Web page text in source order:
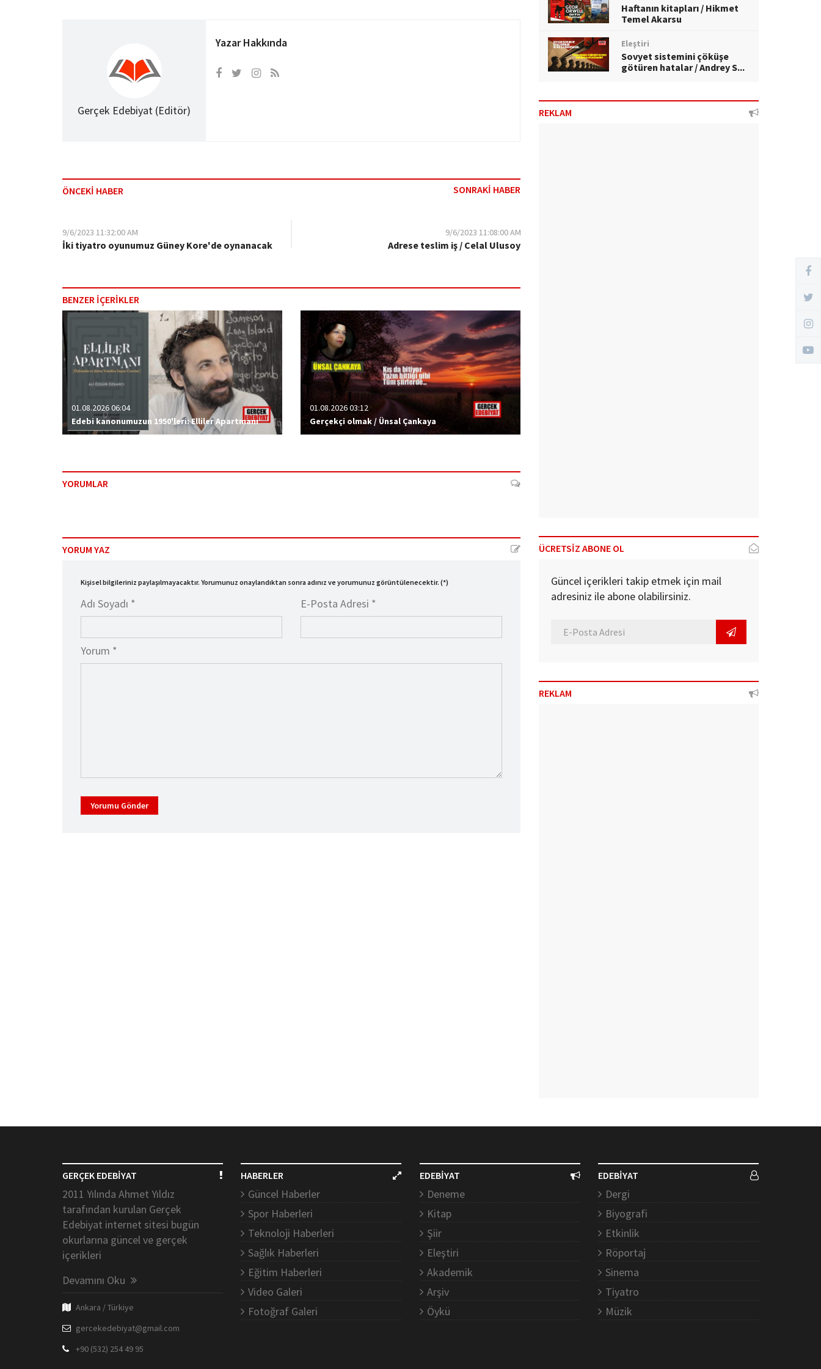
Gerçek Edebiyat (Editör)
Yazar Hakkında
ÖNCEKİ HABER SONRAKİ HABER
9/6/2023 11:32:00 AM
İki tiyatro oyunumuz Güney Kore'de oynanacak
9/6/2023 11:08:00 AM
Adrese teslim iş / Celal Ulusoy
BENZER İÇERİKLER
01.08.2026 06:04
Edebi kanonumuzun 1950'leri: Elliler Apartmanı
01.08.2026 03:12
Gerçekçi olmak / Ünsal Çankaya
YORUMLAR
YORUM YAZ
Kişisel bilgileriniz paylaşılmayacaktır. Yorumunuz onaylandıktan sonra adınız ve yorumunuz görüntülenecektir. (*)
Adı Soyadı * E-Posta Adresi *
Yorum *
Yorumu Gönder
Haftanın kitapları / Hikmet
Temel Akarsu
Eleştiri
Sovyet sistemini çöküşe
götüren hatalar / Andrey S...
REKLAM
ÜCRETSİZ ABONE OL
Güncel içerikleri takip etmek için mail
adresiniz ile abone olabilirsiniz.
REKLAM
GERÇEK EDEBİYAT
2011 Yılında Ahmet Yıldız
tarafından kurulan Gerçek
Edebiyat internet sitesi bugün
okurlarına güncel ve gerçek
içerikleri
Devamını Oku
Ankara / Türkiye
gercekedebiyat@gmail.com
+90 (532) 254 49 95
HABERLER
Güncel Haberler
Spor Haberleri
Teknoloji Haberleri
Sağlık Haberleri
Eğitim Haberleri
Video Galeri
Fotoğraf Galeri
EDEBİYAT
Deneme
Kitap
Şiir
Eleştiri
Akademik
Arşiv
Öykü
EDEBİYAT
Dergi
Biyografi
Etkinlik
Röportaj
Sinema
Tiyatro
Müzik